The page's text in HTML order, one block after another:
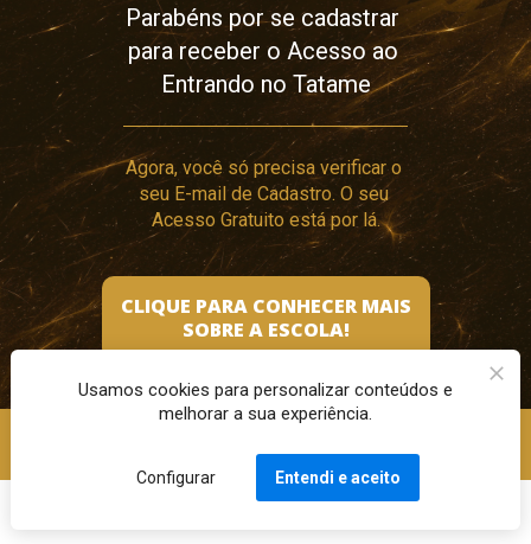
Parabéns por se cadastrar
para receber o Acesso ao
Entrando no Tatame
Agora, você só precisa verificar o
seu E-mail de Cadastro. O seu
Acesso Gratuito está por lá.
CLIQUE PARA CONHECER MAIS
SOBRE A ESCOLA!
Usamos cookies para personalizar conteúdos e
melhorar a sua experiência.
Configurar Entendi e aceito